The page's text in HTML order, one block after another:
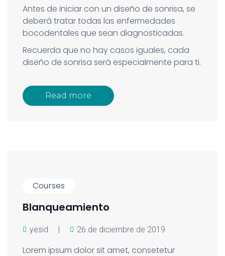
Antes de iniciar con un diseño de sonrisa, se
deberá tratar todas las enfermedades
bocodentales que sean diagnosticadas.
Recuerda que no hay casos iguales, cada
diseño de sonrisa será especialmente para ti.
Read more
Courses
Blanqueamiento
yesid | 26 de diciembre de 2019
Lorem ipsum dolor sit amet, consetetur